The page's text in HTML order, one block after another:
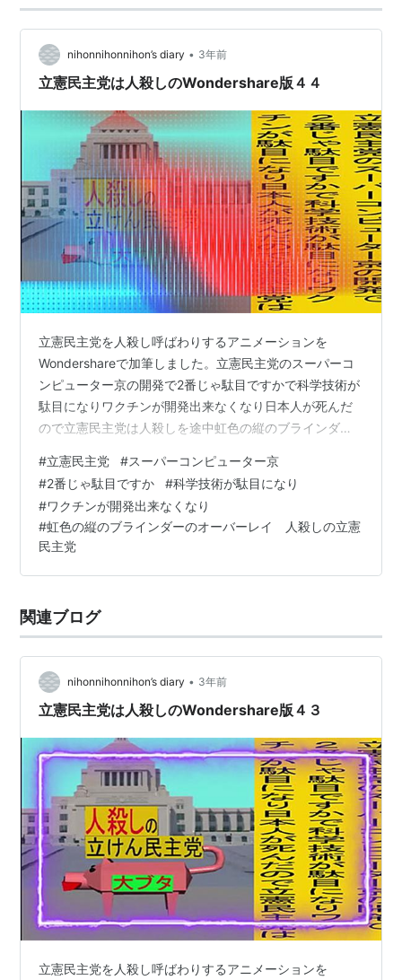
nihonnihonnihon’s diary • 3年前
立憲民主党は人殺しのWondershare版４４
立憲民主党を人殺し呼ばわりするアニメーションを
Wondershareで加筆しました。立憲民主党のスーパーコ
ンピューター京の開発で2番じゃ駄目ですかで科学技術が
駄目になりワクチンが開発出来なくなり日本人が死んだ
ので立憲民主党は人殺しを途中虹色の縦のブラインダー
画面を乗っけておきます。
#立憲民主党 #スーパーコンピューター京
#2番じゃ駄目ですか #科学技術が駄目になり
#ワクチンが開発出来なくなり
#虹色の縦のブラインダーのオーバーレイ 人殺しの立憲
民主党
関連ブログ
nihonnihonnihon’s diary • 3年前
立憲民主党は人殺しのWondershare版４３
立憲民主党を人殺し呼ばわりするアニメーションを